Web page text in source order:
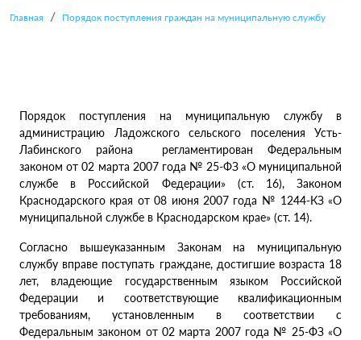
Главная Порядок поступления граждан на муниципальную службу
Порядок поступления на муниципальную службу в
администрацию Ладожского сельского поселения Усть-
Лабинского района регламентирован Федеральным
законом от 02 марта 2007 года № 25-ФЗ «О муниципальной
службе в Российской Федерации» (ст. 16), Законом
Краснодарского края от 08 июня 2007 года № 1244-КЗ «О
муниципальной службе в Краснодарском крае» (ст. 14).
Согласно вышеуказанным Законам на муниципальную
службу вправе поступать граждане, достигшие возраста 18
лет, владеющие государственным языком Российской
Федерации и соответствующие квалификационным
требованиям, установленным в соответствии с
Федеральным законом от 02 марта 2007 года № 25-ФЗ «О